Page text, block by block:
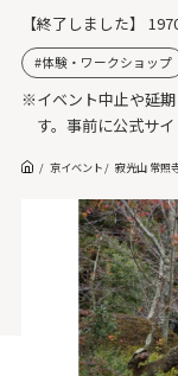
【終了しました】
体験・ワークショップ
※イベント中止や延
す。事前に公式サイ
京イベント 寂光山 常照